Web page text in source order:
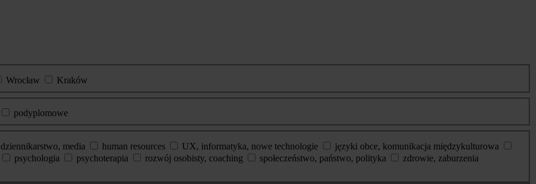
Wrocław
Kraków
podyplomowe
dziennikarstwo, media human resources UX, informatyka, nowe technologie
języki obce, komunikacja międzykulturowa
psychologia psychoterapia rozwój osobisty, coaching społeczeństwo, państwo, polityka
zdrowie, zaburzenia